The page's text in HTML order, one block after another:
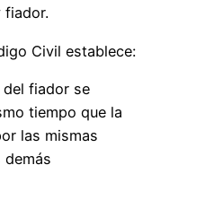
fiador.
Civil establece:
fiador se
tiempo que la
las mismas
demás